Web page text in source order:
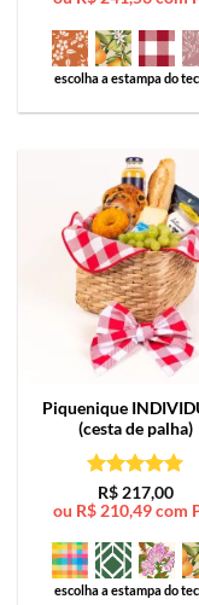
escolha a estampa do
Piquenique
(cesta de palha)
Avaliação5
de 5
R$217,00
ou R$ 210,49com
escolha a estampa do